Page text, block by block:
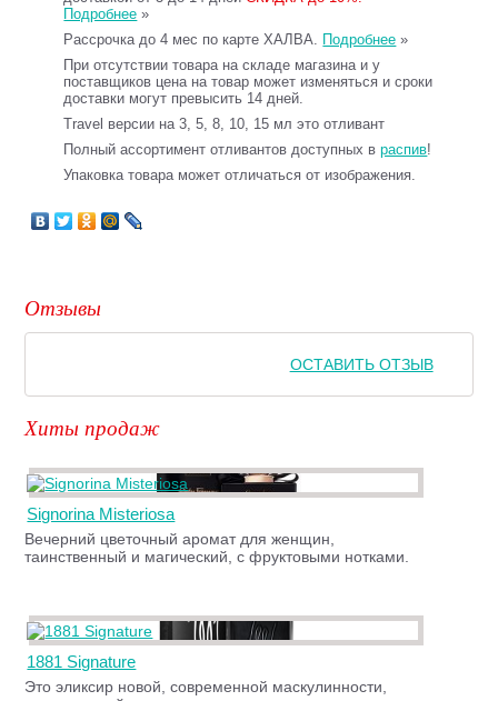
Подробнее »
Рассрочка до 4 мес по карте ХАЛВА. Подробнее »
При отсутствии товара на складе магазина и у
поставщиков цена на товар может изменяться и сроки
доставки могут превысить 14 дней.
Travel версии на 3, 5, 8, 10, 15 мл это отливант
Полный ассортимент отливантов доступных враспив!
Упаковка товара может отличаться от изображения.
Отзывы
ОСТАВИТЬ ОТЗЫВ
Хиты продаж
Signorina Misteriosa
Вечерний цветочный аромат для женщин,
таинственный и магический, с фруктовыми нотками.
1881 Signature
Это эликсир новой, современной маскулинности,